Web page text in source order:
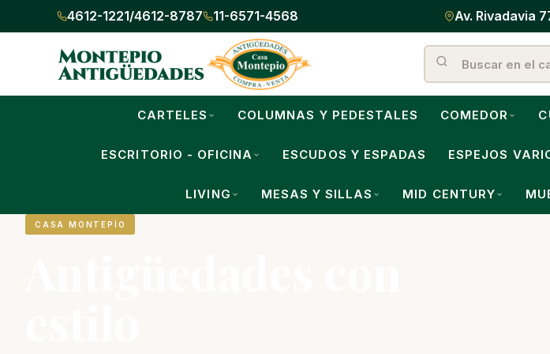
4612-1221/4612-8787 11-6571-4568 Av. Rivadavia
CARTELES COLUMNAS Y PEDESTALES COMEDOR
ESCRITORIO - OFICINA ESCUDOS Y ESPADAS ESPEJOS
LIVING MESAS Y SILLAS MID CENTURY
CASA MONTEPÍO